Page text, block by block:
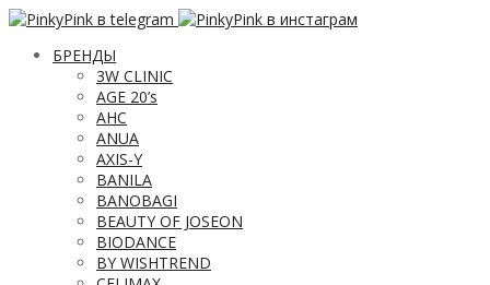
БРЕНДЫ
3W CLINIC
AGE 20’s
AHC
ANUA
AXIS-Y
BANILA
BANOBAGI
BEAUTY OF JOSEON
BIODANCE
BY WISHTREND